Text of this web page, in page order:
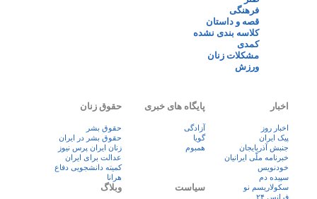
فرهنگی
قصه و داستان
کلاسه بندی نشده
کمدی
مشکلات زنان
ورزش
اخبار
اخبار روز
پيک ايران
جنبش آذربایجان
خبرنامه ملّی ایرانیان
خودنویس
سپیده دم
سکولاریسم نو
فرانس ۲۴
پایگاه های خبری
آزادگی
گویا
همبوم
حقوق زنان
حقوق بشر
حقوق بشر در ایران
زنان ايران پرس نيوز
عدالت برای ایران
کمیته دانشجویی دفاع
هرانا
سیاست وبلاگ